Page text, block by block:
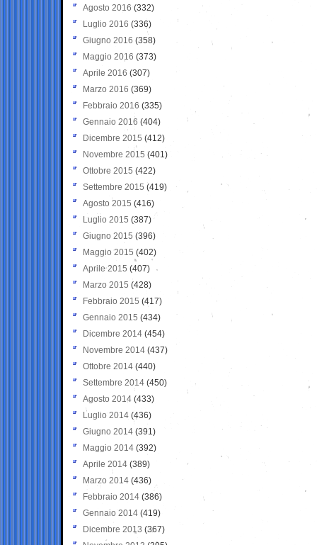
Agosto 2016 (332)
Luglio 2016 (336)
Giugno 2016 (358)
Maggio 2016 (373)
Aprile 2016 (307)
Marzo 2016 (369)
Febbraio 2016 (335)
Gennaio 2016 (404)
Dicembre 2015 (412)
Novembre 2015 (401)
Ottobre 2015 (422)
Settembre 2015 (419)
Agosto 2015 (416)
Luglio 2015 (387)
Giugno 2015 (396)
Maggio 2015 (402)
Aprile 2015 (407)
Marzo 2015 (428)
Febbraio 2015 (417)
Gennaio 2015 (434)
Dicembre 2014 (454)
Novembre 2014 (437)
Ottobre 2014 (440)
Settembre 2014 (450)
Agosto 2014 (433)
Luglio 2014 (436)
Giugno 2014 (391)
Maggio 2014 (392)
Aprile 2014 (389)
Marzo 2014 (436)
Febbraio 2014 (386)
Gennaio 2014 (419)
Dicembre 2013 (367)